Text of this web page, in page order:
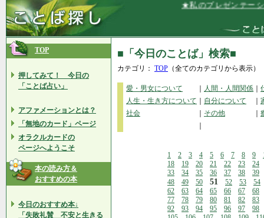
★私のプレゼンテーショ
TOP
押してみて！ 今日の
「ことば占い」
アファメーションとは？
「無地のカード」ページ
オラクルカードの
ページへようこそ
本の読み方＆
おすすめの本
今日のおすすめ本↓
「失敗礼賛 不安と生きる
■「今日のことば」検索■
カテゴリ： TOP （全てのカテゴリから表示）
愛・男女について 人間・人間関係
人生・生き方について
自分について
社会
その他
1 2 3 4 5 6 7 8 9
18
19 20 21 22 23
24
33
34 35 36 37 38
39
48
49 50 51 52 53
54
62
63 64 65 66 67
68
77
78 79 80 81 82
83
92
93 94 95 96 97
98